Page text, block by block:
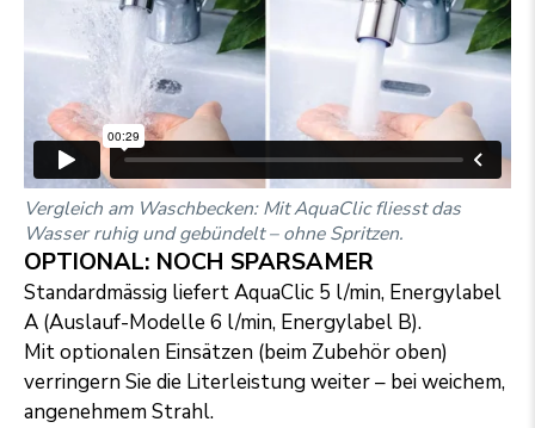
Vergleich am Waschbecken: Mit AquaClic fliesst das
Wasser ruhig und gebündelt – ohne Spritzen.
OPTIONAL: NOCH SPARSAMER
Standardmässig liefert AquaClic 5 l/min, Energylabel
A (Auslauf-Modelle 6 l/min, Energylabel B).
Mit optionalen Einsätzen (beim Zubehör oben)
verringern Sie die Literleistung weiter – bei weichem,
angenehmem Strahl.